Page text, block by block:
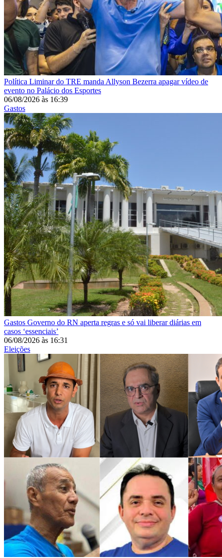
Política Liminar do TRE manda Allyson Bezerra apagar vídeo de
evento no Palácio dos Esportes
06/08/2026 às 16:39
Gastos
Gastos Governo do RN aperta regras e só vai liberar diárias em
casos ‘essenciais’
06/08/2026 às 16:31
Eleições